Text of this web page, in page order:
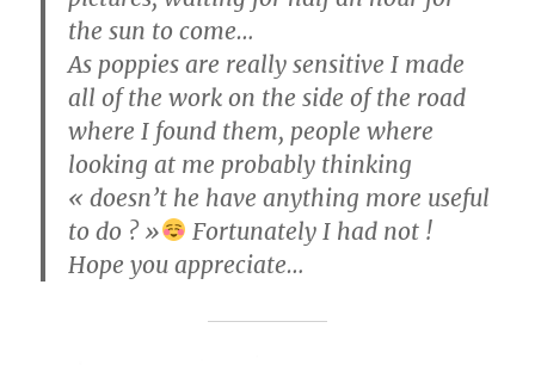
the sun to come…
As poppies are really sensitive I made
all of the work on the side of the road
where I found them, people where
looking at me probably thinking
« doesn’t he have anything more useful
to do ? »
Fortunately I had not !
Hope you appreciate…